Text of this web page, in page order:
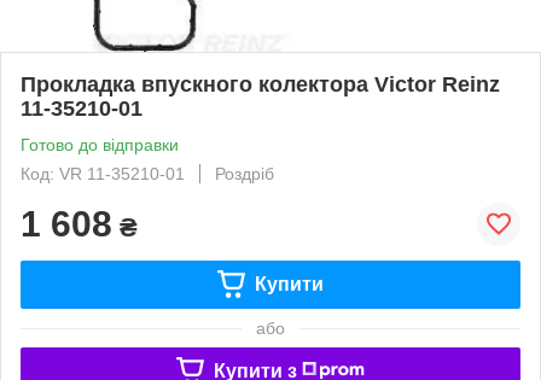
Прокладка впускного колектора Victor Reinz
11-35210-01
Готово до відправки
Код: VR 11-35210-01
Роздріб
1 608 ₴
Купити
або
Купити з